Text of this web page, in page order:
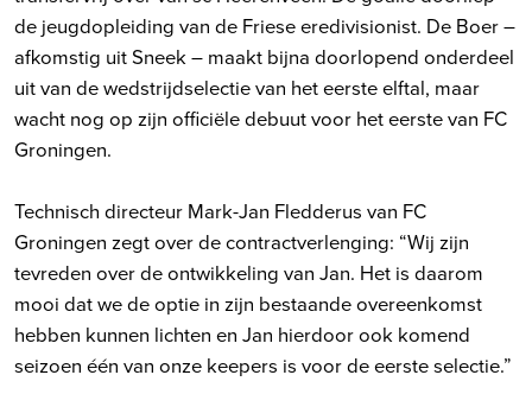
de jeugdopleiding van de Friese eredivisionist. De Boer –
afkomstig uit Sneek – maakt bijna doorlopend onderdeel
uit van de wedstrijdselectie van het eerste elftal, maar
wacht nog op zijn officiële debuut voor het eerste van FC
Groningen.
Technisch directeur Mark-Jan Fledderus van FC
Groningen zegt over de contractverlenging: “Wij zijn
tevreden over de ontwikkeling van Jan. Het is daarom
mooi dat we de optie in zijn bestaande overeenkomst
hebben kunnen lichten en Jan hierdoor ook komend
seizoen één van onze keepers is voor de eerste selectie.”